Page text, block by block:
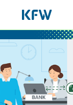
Hauptinhalt